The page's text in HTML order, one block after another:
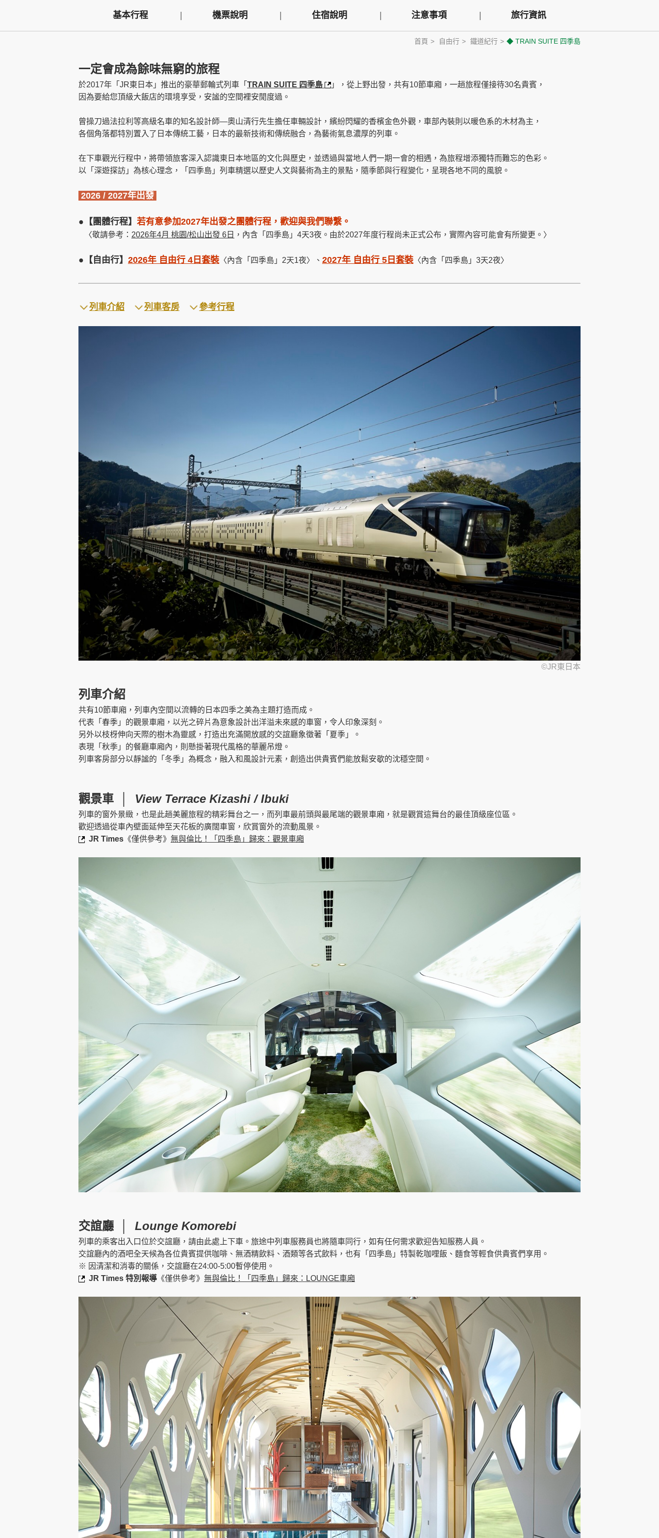
基本行程 機票說明 住宿說明 注意事項 旅行資訊
首頁 自由行 鐵道紀行 ◆ TRAIN SUITE 四季島
一定會成為餘味無窮的旅程
於2017年「JR東日本」推出的豪華郵輪式列車「 TRAIN SUITE 四季島
」，從上野出發，共有10節車廂，一趟旅程僅接待30名貴賓，
因為要給您頂級大飯店的環境享受，安謐的空間裡安閒度過。
曾操刀過法拉利等高級名車的知名設計師―奧山清行先生擔任車輛設計，繽紛閃耀的香檳金色外觀，車部內裝則以暖色系的木材為主，
各個角落都特別置入了日本傳統工藝，日本的最新技術和傳統融合，為藝術氣息濃厚的列車。
在下車觀光行程中，將帶領旅客深入認識東日本地區的文化與歷史，並透過與當地人們一期一會的相遇，為旅程增添獨特而難忘的色彩。
以「深遊探訪」為核心理念，「四季島」列車精選以歷史人文與藝術為主的景點，隨季節與行程變化，呈現各地不同的風貌。
2026 / 2027年出發
●【團體行程】 若有意參加2027年出發之團體行程，歡迎與我們聯繫。
〈敬請參考： 2026年4月 桃園/松山出發 6日 ，內含「四季島」4天3夜。由於2027年度行程尚未正式公布，實際內容可能會有所變更。〉
●【自由行】 2026年 自由行 4日套裝 〈內含「四季島」2天1夜〉、 2027年 自由行 5日套裝 〈內含「四季島」3天2夜〉
列車介紹 列車客房 參考行程
©JR東日本
列車介紹
共有10節車廂，列車內空間以流轉的日本四季之美為主題打造而成。
代表「春季」的觀景車廂，以光之碎片為意象設計出洋溢未來感的車窗，令人印象深刻。
另外以枝枒伸向天際的樹木為靈感，打造出充滿開放感的交誼廳象徵著「夏季」。
表現「秋季」的餐廳車廂內，則懸掛著現代風格的華麗吊燈。
列車客房部分以靜謐的「冬季」為概念，融入和風設計元素，創造出供貴賓們能放鬆安歇的沈穩空間。
觀景車 │ View Terrace Kizashi / Ibuki
列車的窗外景緻，也是此趟美麗旅程的精彩舞台之一，而列車最前頭與最尾端的觀景車廂，就是觀賞這舞台的最佳頂級座位區。
歡迎透過從車內壁面延伸至天花板的廣闊車窗，欣賞窗外的流動風景。
JR Times 《僅供參考》 無與倫比！「四季島」歸來：觀景車廂
交誼廳 │ Lounge Komorebi
列車的乘客出入口位於交誼廳，請由此處上下車。旅途中列車服務員也將隨車同行，如有任何需求歡迎告知服務人員。
交誼廳內的酒吧全天候為各位貴賓提供咖啡、無酒精飲料、酒類等各式飲料，也有「四季島」特製乾咖哩飯、麵食等輕食供貴賓們享用。
※ 因清潔和消毒的關係，交誼廳在24:00-5:00暫停使用。
JR Times 特別報導 《僅供參考》 無與倫比！「四季島」歸來：LOUNGE車廂